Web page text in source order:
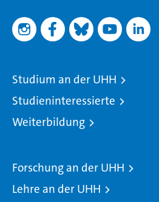
Studium an der UHH
Studieninteressierte
Weiterbildung
Forschung an der UHH
Lehre an der UHH